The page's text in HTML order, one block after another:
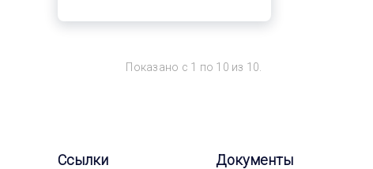
Показано с 1 по 10 из 10.
Ссылки Документы